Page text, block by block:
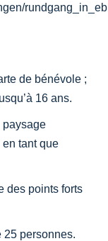
de bénévole ;
16 ans.
tant que
des points forts
25 personnes.